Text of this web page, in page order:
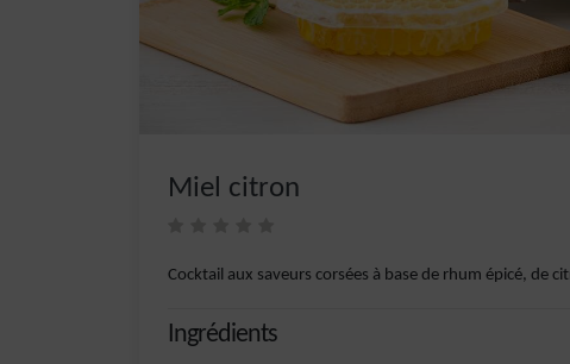
Miel citron
Cocktail aux saveurs corsées à base de rhum épicé, de
Ingrédients